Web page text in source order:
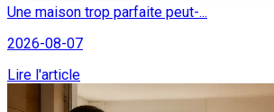
Une maison trop parfaite peut-...
2026-08-07
Lire l'article